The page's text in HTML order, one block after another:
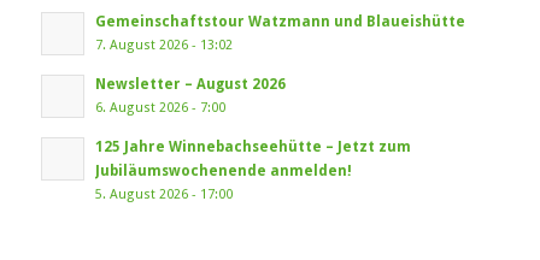
Gemeinschaftstour Watzmann und Blaueishütte
7. August 2026 - 13:02
Newsletter – August 2026
6. August 2026 - 7:00
125 Jahre Winnebachseehütte – Jetzt zum
Jubiläumswochenende anmelden!
5. August 2026 - 17:00